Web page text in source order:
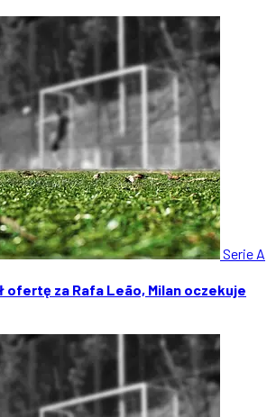
Serie A
ofertę za Rafa Leão, Milan oczekuje